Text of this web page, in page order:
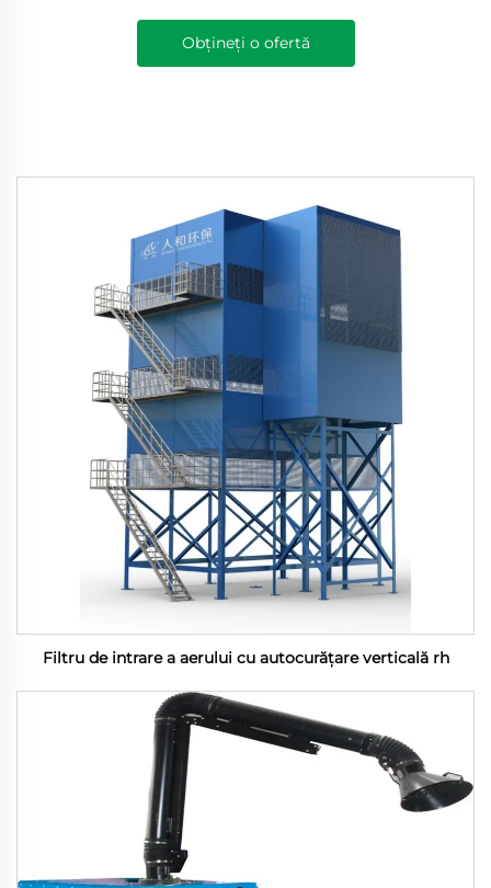
Obțineți o ofertă
Filtru de intrare a aerului cu autocurățare verticală rh